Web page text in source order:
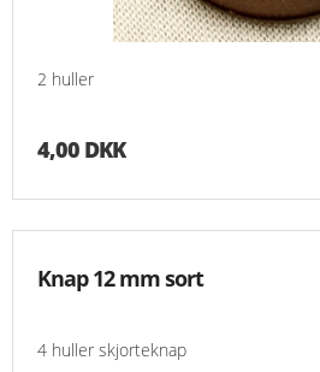
2 huller
4,00 DKK
Knap 12 mm sort
4 huller skjorteknap